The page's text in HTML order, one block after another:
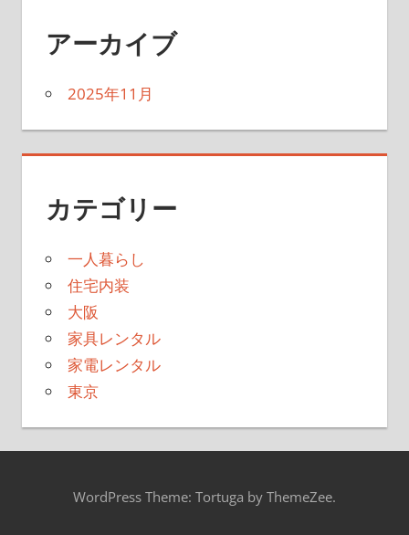
アーカイブ
2025年11月
カテゴリー
一人暮らし
住宅内装
大阪
家具レンタル
家電レンタル
東京
WordPress Theme: Tortuga by ThemeZee.